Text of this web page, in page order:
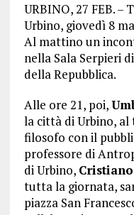
URBINO, 27 FEB.
Urbino, giovedì 8
Al mattino un
nella Sala Serpieri
della Repubblica.
Alle ore 21, poi,
la città di Urbino, al
filosofo con il
professore di
di Urbino,
tutta la giornata,
piazza San